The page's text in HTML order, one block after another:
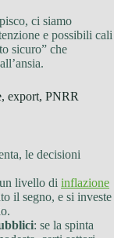
ci siamo
e possibili cali
sicuro” che
export, PNRR
le decisioni
livello di inflazione
il segno, e si investe
: se la spinta